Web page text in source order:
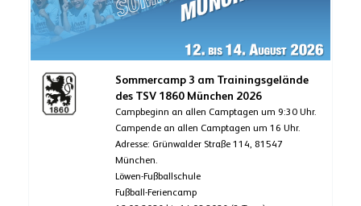
Sommercamp 3 am Trainingsgelände
des TSV 1860 München 2026
Campbeginn an allen Camptagen um 9:30 Uhr.
Campende an allen Camptagen um 16 Uhr.
Adresse: Grünwalder Straße 114, 81547
München.
Löwen-Fußballschule
Fußball-Feriencamp